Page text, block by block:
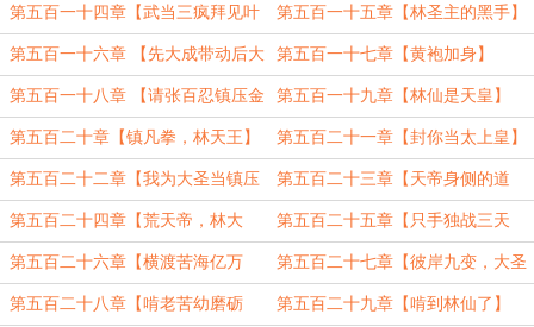
仙】 圣灵！】
第五百一十四章【武当三疯拜见叶
帝尊】
第五百一十五章【林圣主的黑手】
第五百一十六章 【先大成带动后大
成】
第五百一十七章【黄袍加身】
第五百一十八章 【请张百忍镇压金
蝉子】
第五百一十九章【林仙是天皇】
第五百二十章【镇凡拳，林天王】 第五百二十一章【封你当太上皇】
第五百二十二章【我为大圣当镇压
一切敌！】
第五百二十三章【天帝身侧的道
祖】
第五百二十四章【荒天帝，林大
圣】
第五百二十五章【只手独战三天
帝】
第五百二十六章【横渡苦海亿万
重，超脱凡尘登彼岸】
第五百二十七章【彼岸九变，大圣
齐天】
第五百二十八章【啃老苦幼磨砺 第五百二十九章【啃到林仙了】